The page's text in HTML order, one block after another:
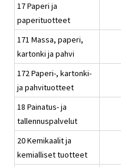
17 Paperi ja
paperituotteet
171 Massa, paperi,
kartonki ja pahvi
172 Paperi-, kartonki-
ja pahvituotteet
18 Painatus- ja
tallennuspalvelut
20 Kemikaalit ja
kemialliset tuotteet